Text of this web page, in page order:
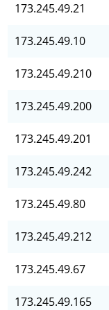
173.245.49.21
173.245.49.10
173.245.49.210
173.245.49.200
173.245.49.201
173.245.49.242
173.245.49.80
173.245.49.212
173.245.49.67
173.245.49.165